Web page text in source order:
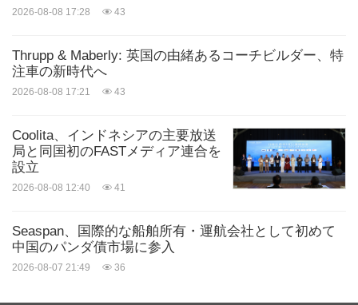
2026-08-08 17:28 43
Thrupp & Maberly: 英国の由緒あるコーチビルダー、特
注車の新時代へ
2026-08-08 17:21 43
Coolita、インドネシアの主要放送
局と同国初のFASTメディア連合を
設立
2026-08-08 12:40 41
Seaspan、国際的な船舶所有・運航会社として初めて
中国のパンダ債市場に参入
2026-08-07 21:49 36